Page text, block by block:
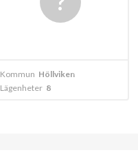
Kommun Höllviken